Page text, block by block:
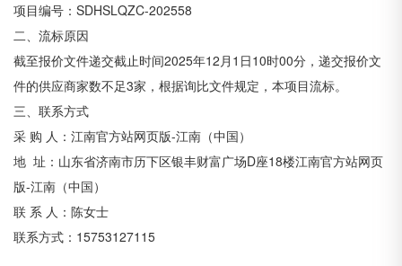
项目编号： SDHSLQZC-202558
二、流标原因
截至报价文件递交截止时间2025年12月 1 日10时00分，递交报价文
件的供应商家数不足3家，根据询比文件规定，本项目流标。
三、联系方式
采 购 人：江南官方站网页版-江南（中国）
地 址：山东省济南市历下区银丰财富广场D座18楼江南官方站网页
版-江南（中国）
联 系 人： 陈女士
联系方式： 15753127115